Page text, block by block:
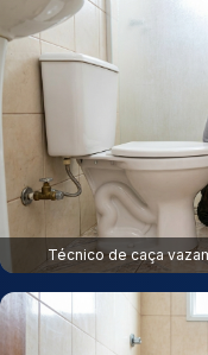
Técnico de caça